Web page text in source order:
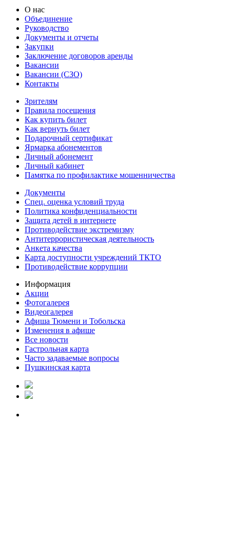
О нас
Объединение
Руководство
Документы и отчеты
Закупки
Заключение договоров аренды
Вакансии
Вакансии (СЗО)
Контакты
Зрителям
Правила посещения
Как купить билет
Как вернуть билет
Подарочный сертификат
Ярмарка абонементов
Личный абонемент
Личный кабинет
Памятка по профилактике мошенничества
Документы
Спец. оценка условий труда
Политика конфиденциальности
Защита детей в интернете
Противодействие экстремизму
Антитеррористическая деятельность
Анкета качества
Карта доступности учреждений ТКТО
Противодействие коррупции
Информация
Акции
Фотогалерея
Видеогалерея
Афиша Тюмени и Тобольска
Изменения в афише
Все новости
Гастрольная карта
Часто задаваемые вопросы
Пушкинская карта